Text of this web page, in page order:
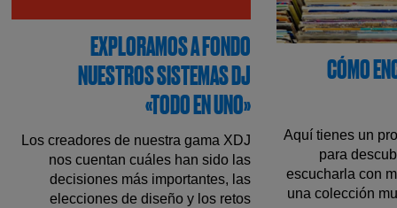
EXPLORAMOS A FONDO
NUESTROS SISTEMAS DJ
«TODO EN UNO»
Los creadores de nuestra gama XDJ
nos cuentan cuáles han sido las
decisiones más importantes, las
elecciones de diseño y los retos
CÓMO
Aquí tienes un
para
escucharla con
una colección